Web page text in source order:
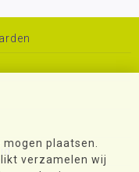
plaatsen.
verzamelen wij